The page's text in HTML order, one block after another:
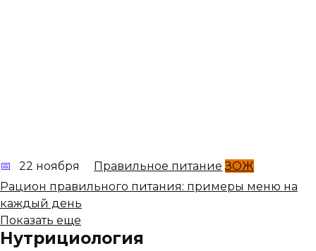
22 ноября Правильное питание ЗОЖ
Рацион правильного питания: примеры меню на
каждый день
Показать еще
Нутрициология